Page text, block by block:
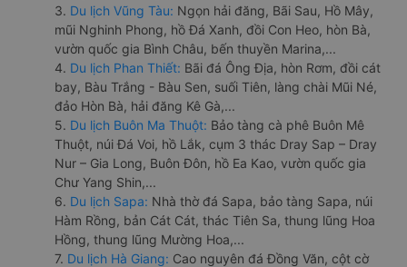
3. Du lịch Vũng Tàu: Ngọn hải đăng, Bãi Sau, Hồ Mây,
mũi Nghinh Phong, hồ Đá Xanh, đồi Con Heo, hòn Bà,
vườn quốc gia Bình Châu, bến thuyền Marina,...
4. Du lịch Phan Thiết: Bãi đá Ông Địa, hòn Rơm, đồi cát
bay, Bàu Trắng - Bàu Sen, suối Tiên, làng chài Mũi Né,
đảo Hòn Bà, hải đăng Kê Gà,...
5. Du lịch Buôn Ma Thuột: Bảo tàng cà phê Buôn Mê
Thuột, núi Đá Voi, hồ Lắk, cụm 3 thác Dray Sap – Dray
Nur – Gia Long, Buôn Đôn, hồ Ea Kao, vườn quốc gia
Chư Yang Shin,...
6. Du lịch Sapa: Nhà thờ đá Sapa, bảo tàng Sapa, núi
Hàm Rồng, bản Cát Cát, thác Tiên Sa, thung lũng Hoa
Hồng, thung lũng Mường Hoa,...
7. Du lịch Hà Giang: Cao nguyên đá Đồng Văn, cột cờ